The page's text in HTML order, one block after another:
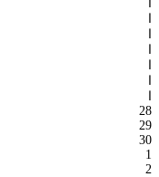
ا
ا
ا
ا
ا
ا
ا
28
29
30
1
2